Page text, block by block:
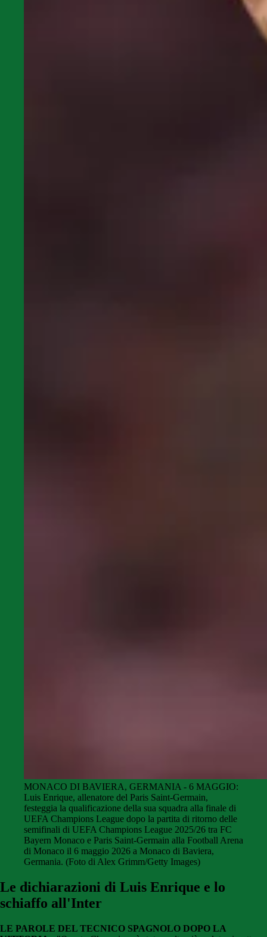
MONACO DI BAVIERA, GERMANIA - 6 MAGGIO:
Luis Enrique, allenatore del Paris Saint-Germain,
festeggia la qualificazione della sua squadra alla finale di
UEFA Champions League dopo la partita di ritorno delle
semifinali di UEFA Champions League 2025/26 tra FC
Bayern Monaco e Paris Saint-Germain alla Football Arena
di Monaco il 6 maggio 2026 a Monaco di Baviera,
Germania. (Foto di Alex Grimm/Getty Images)
Le dichiarazioni di Luis Enrique e lo
schiaffo all'Inter
LE PAROLE DEL TECNICO SPAGNOLO DOPO LA